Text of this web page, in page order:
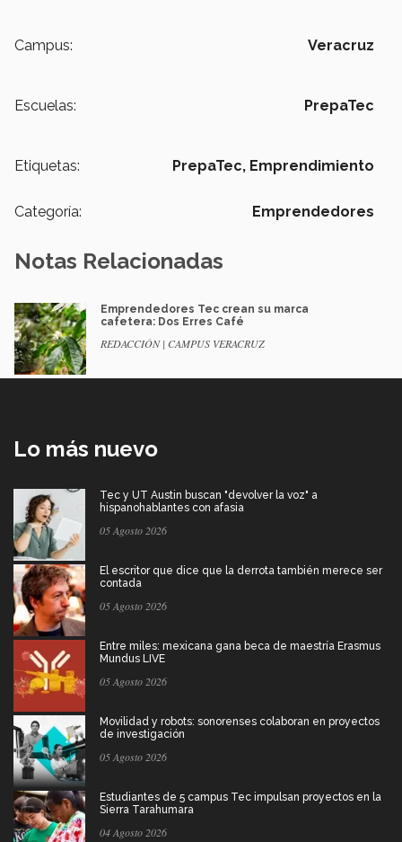
Campus: Veracruz
Escuelas: PrepaTec
Etiquetas: PrepaTec, Emprendimiento
Categoría: Emprendedores
Notas Relacionadas
Emprendedores Tec crean su marca
cafetera: Dos Erres Café
REDACCIÓN | CAMPUS VERACRUZ
Lo más nuevo
Tec y UT Austin buscan "devolver la voz" a
hispanohablantes con afasia
05 Agosto 2026
El escritor que dice que la derrota también merece ser
contada
05 Agosto 2026
Entre miles: mexicana gana beca de maestría Erasmus
Mundus LIVE
05 Agosto 2026
Movilidad y robots: sonorenses colaboran en proyectos
de investigación
05 Agosto 2026
Estudiantes de 5 campus Tec impulsan proyectos en la
Sierra Tarahumara
04 Agosto 2026